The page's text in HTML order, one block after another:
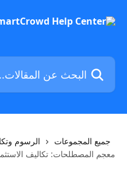
البحث عن المقالات...
جميع المجموعات
الرسوم
معجم المصطلحات: تكاليف